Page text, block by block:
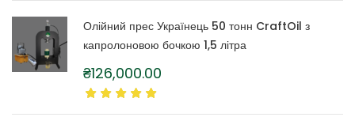
Олійний прес Українець 50 тонн CraftOil з
капролоновою бочкою 1,5 літра
₴126,000.00